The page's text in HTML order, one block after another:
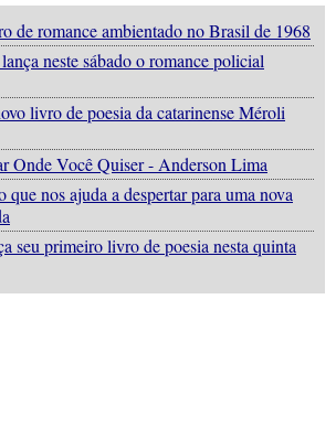
de romance ambientado no Brasil de 1968
neste sábado o romance policial
livro de poesia da catarinense Méroli
Onde Você Quiser - Anderson Lima
nos ajuda a despertar para uma nova
seu primeiro livro de poesia nesta quinta